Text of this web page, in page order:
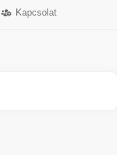
Kapcsolat